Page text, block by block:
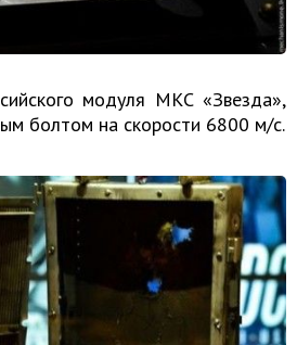
модуля МКС «Звезда»,
болтом на скорости 6800 м/с.